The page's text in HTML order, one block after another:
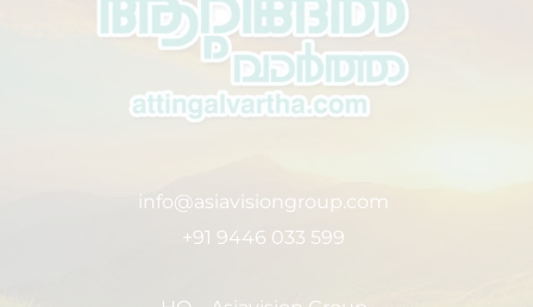
info@asiavisiongroup.com
+91 9446 033 599